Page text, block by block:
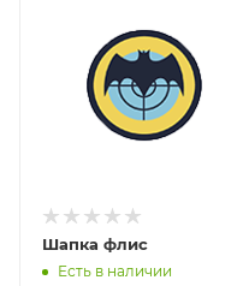
Шапка флис
Есть в наличии